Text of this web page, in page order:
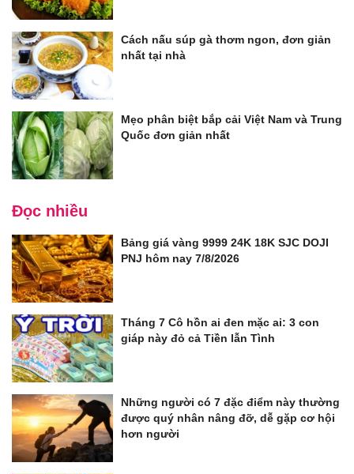
Cách nấu súp gà thơm ngon, đơn giản
nhất tại nhà
Mẹo phân biệt bắp cải Việt Nam và Trung
Quốc đơn giản nhất
Đọc nhiều
Bảng giá vàng 9999 24K 18K SJC DOJI
PNJ hôm nay 7/8/2026
Tháng 7 Cô hồn ai đen mặc ai: 3 con
giáp này đỏ cả Tiền lẫn Tình
Những người có 7 đặc điểm này thường
được quý nhân nâng đỡ, dễ gặp cơ hội
hơn người